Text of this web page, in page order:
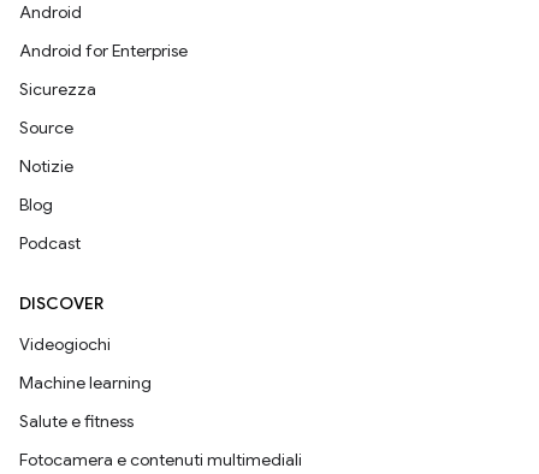
Android
Android for Enterprise
Sicurezza
Source
Notizie
Blog
Podcast
DISCOVER
Videogiochi
Machine learning
Salute e fitness
Fotocamera e contenuti multimediali